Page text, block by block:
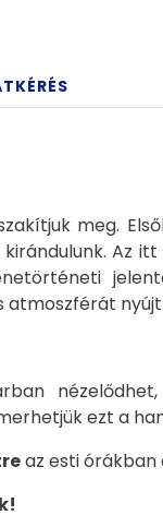
meg.
Az
atmoszférát
ezt a
az esti órákban